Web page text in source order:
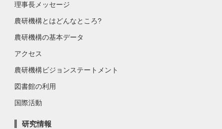
理事長メッセージ
農研機構とはどんなところ?
農研機構の基本データ
アクセス
農研機構ビジョンステートメント
図書館の利用
国際活動
研究情報